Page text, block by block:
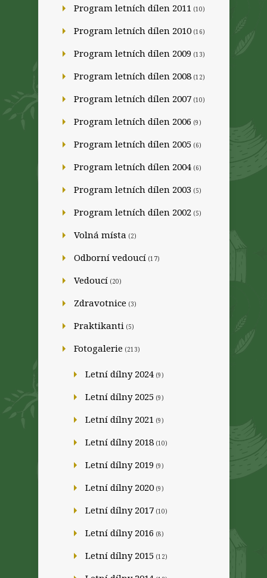
Program letních dílen 2011 (10)
Program letních dílen 2010 (16)
Program letních dílen 2009 (13)
Program letních dílen 2008 (12)
Program letních dílen 2007 (10)
Program letních dílen 2006 (9)
Program letních dílen 2005 (6)
Program letních dílen 2004 (6)
Program letních dílen 2003 (5)
Program letních dílen 2002 (5)
Volná místa (2)
Odborní vedoucí (17)
Vedoucí (20)
Zdravotnice (3)
Praktikanti (5)
Fotogalerie (213)
Letní dílny 2024 (9)
Letní dílny 2025 (9)
Letní dílny 2021 (9)
Letní dílny 2018 (10)
Letní dílny 2019 (9)
Letní dílny 2020 (9)
Letní dílny 2017 (10)
Letní dílny 2016 (8)
Letní dílny 2015 (12)